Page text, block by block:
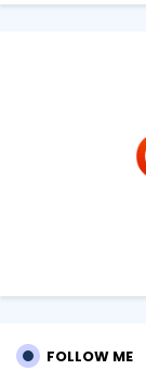
FOLLOW ME